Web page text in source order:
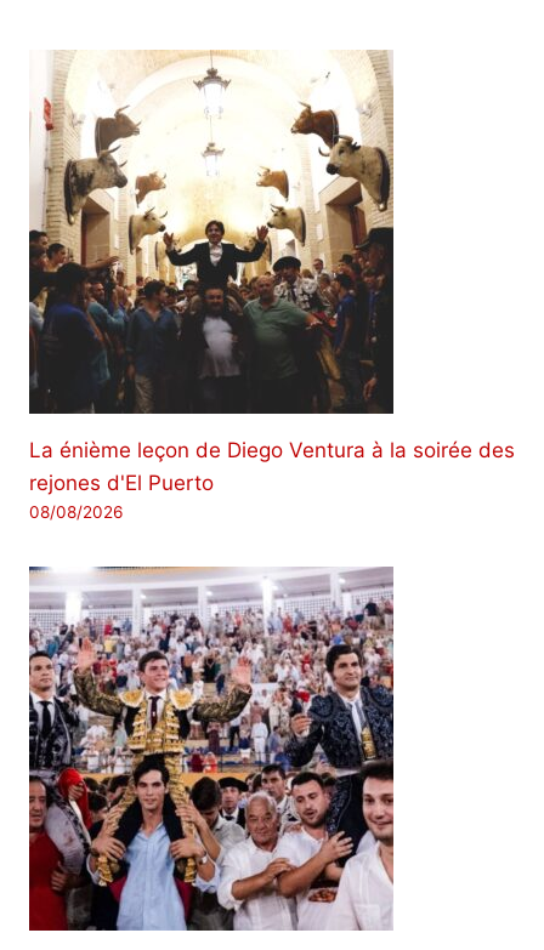
La énième leçon de Diego Ventura à la soirée des
rejones d'El Puerto
08/08/2026